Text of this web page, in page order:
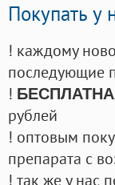
Покупать у
! каждому
последующие
!
рублей
! оптовым
препарата с
! так же у нас